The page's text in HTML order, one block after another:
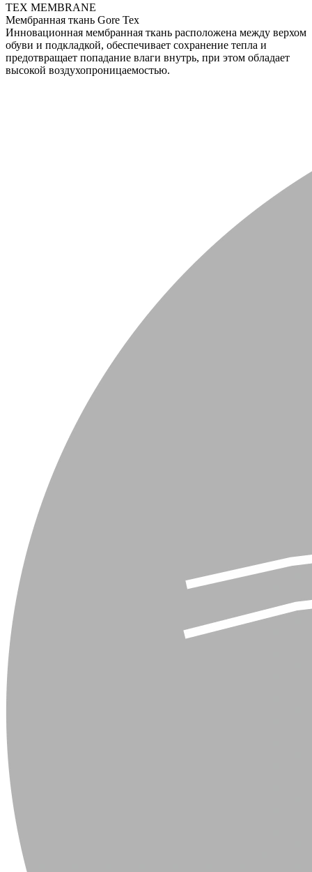
TEX MEMBRANE
Мембранная ткань Gore Tex
Инновационная мембранная ткань расположена между верхом
обуви и подкладкой, обеспечивает сохранение тепла и
предотвращает попадание влаги внутрь, при этом обладает
высокой воздухопроницаемостью.